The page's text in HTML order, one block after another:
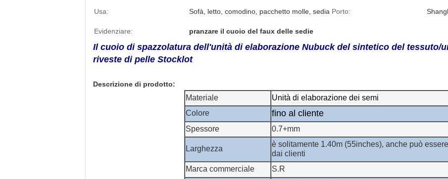
Usa: Sofà, letto, comodino, pacchetto molle, sedia Porto:
Evidenziare: pranzare il cuoio del faux delle sedie
Il cuoio di spazzolatura dell'unità di elaborazione Nubuck del sintetico del tessuto/
riveste di pelle Stocklot
Descrizione di prodotto:
Materiale
Unità di elaborazione dei semi
Colore
fino al cliente
Spessore 0.7+mm
Larghezza
è solitamente 1.40m (55inches), anche può
dai clienti
Marca commerciale
S.R